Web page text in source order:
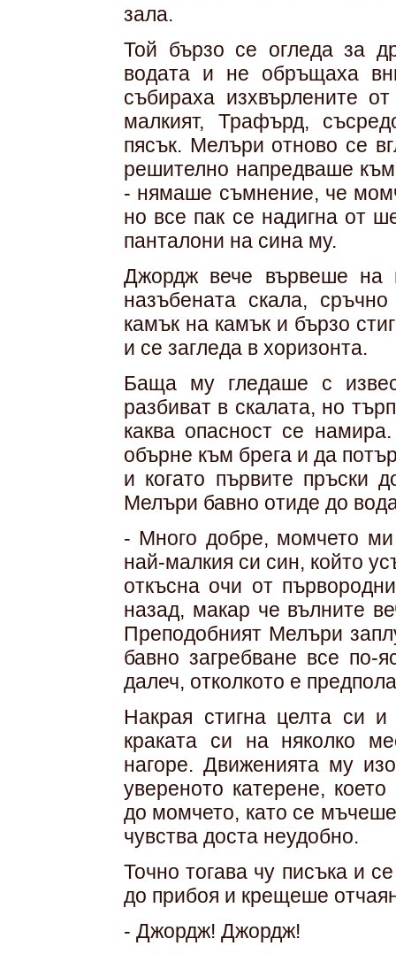
зала.
Той бързо се огледа за
водата и не обръщаха
събираха изхвърлените
малкият, Трафърд,
пясък. Мелъри отново се
решително напредваше
- нямаше съмнение, че
но все пак се надигна от
панталони на сина му.
Джордж вече вървеше на
назъбената скала,
камък на камък и бързо
и се загледа в хоризонта.
Баща му гледаше с
разбиват в скалата, но
каква опасност се
обърне към брега и да
и когато първите пръски
Мелъри бавно отиде до
- Много добре, момчето
най-малкия си син, който
откъсна очи от
назад, макар че вълните
Преподобният Мелъри
бавно загребване все
далеч, отколкото е
Накрая стигна целта си
краката си на няколко
нагоре. Движенията му
увереното катерене,
до момчето, като се
чувства доста неудобно.
Точно тогава чу писъка и
до прибоя и крещеше
- Джордж! Джордж!